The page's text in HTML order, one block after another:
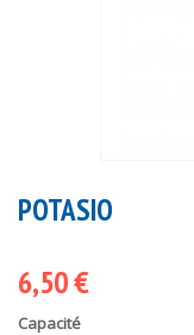
POTASIO
6,50 €
Capacité